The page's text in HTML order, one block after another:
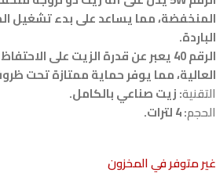
المنخفضة، مما يساعد على بدء تشغيل
الباردة.
الرقم 40 يعبر عن قدرة الزيت على
العالية، مما يوفر حماية ممتازة تحت
التقنية: زيت صناعي بالكامل.
الحجم: 4 لترات.
غير متوفر في المخزون